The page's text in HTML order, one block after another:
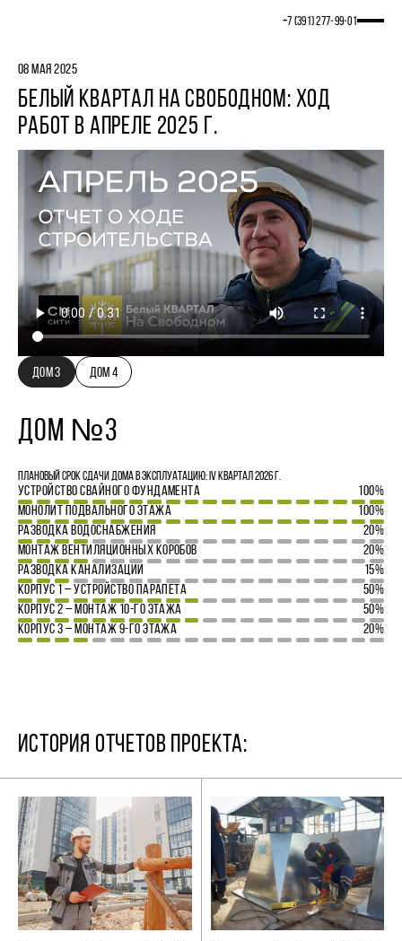
+7 (391) 277‒99‒01
08 МАЯ 2025
БЕЛЫЙ КВАРТАЛ НА СВОБОДНОМ: ХОД
РАБОТ В АПРЕЛЕ 2025 Г.
ДОМ 3 ДОМ 4
ДОМ №3
Плановый срок сдачи дома в эксплуатацию: IV квартал 2026 г.
УСТРОЙСТВО СВАЙНОГО ФУНДАМЕНТА
100%
МОНОЛИТ ПОДВАЛЬНОГО ЭТАЖА
100%
РАЗВОДКА ВОДОСНАБЖЕНИЯ
20%
МОНТАЖ ВЕНТИЛЯЦИОННЫХ КОРОБОВ
20%
РАЗВОДКА КАНАЛИЗАЦИИ
15%
КОРПУС 1 – УСТРОЙСТВО ПАРАПЕТА
50%
КОРПУС 2 – МОНТАЖ 10-ГО ЭТАЖА
50%
КОРПУС 3 – МОНТАЖ 9-ГО ЭТАЖА
20%
ИСТОРИЯ ОТЧЕТОВ ПРОЕКТА: